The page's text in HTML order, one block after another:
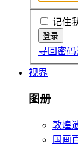
记住
寻回密码
视界
图册
敦煌
国画